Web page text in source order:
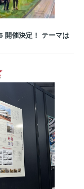
開催決定！ テーマは